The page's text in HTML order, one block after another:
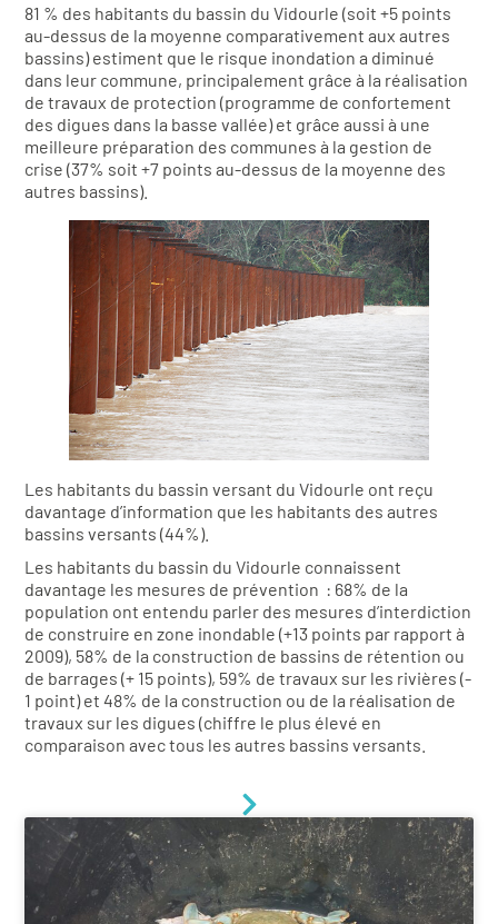
81 % des habitants du bassin du Vidourle (soit +5 points
au-dessus de la moyenne comparativement aux autres
bassins) estiment que le risque inondation a diminué
dans leur commune, principalement grâce à la réalisation
de travaux de protection (programme de confortement
des digues dans la basse vallée) et grâce aussi à une
meilleure préparation des communes à la gestion de
crise (37% soit +7 points au-dessus de la moyenne des
autres bassins).
Les habitants du bassin versant du Vidourle ont reçu
davantage d’information que les habitants des autres
bassins versants (44%).
Les habitants du bassin du Vidourle connaissent
davantage les mesures de prévention : 68% de la
population ont entendu parler des mesures d’interdiction
de construire en zone inondable (+13 points par rapport à
2009), 58% de la construction de bassins de rétention ou
de barrages (+ 15 points), 59% de travaux sur les rivières (-
1 point) et 48% de la construction ou de la réalisation de
travaux sur les digues (chiffre le plus élevé en
comparaison avec tous les autres bassins versants.